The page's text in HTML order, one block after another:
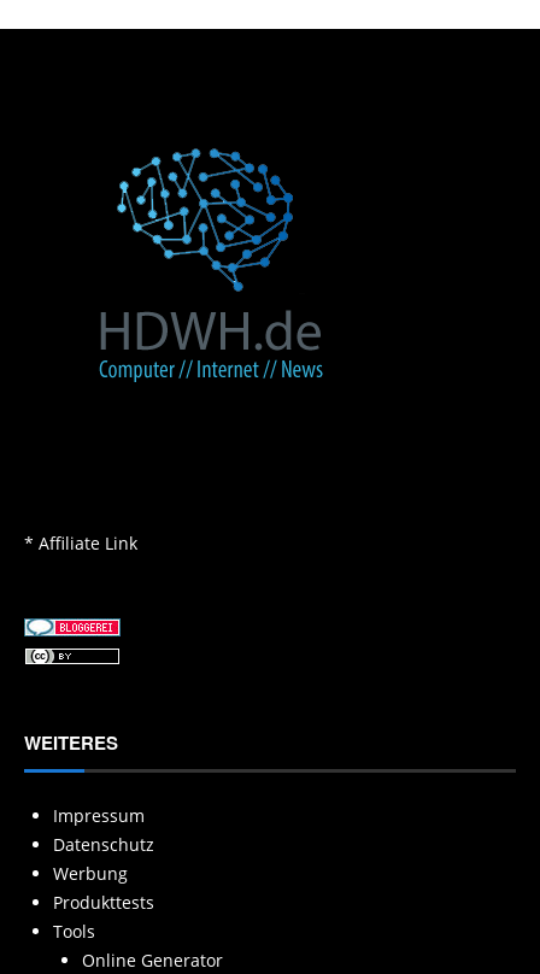
* Affiliate Link
WEITERES
Impressum
Datenschutz
Werbung
Produkttests
Tools
Online Generator